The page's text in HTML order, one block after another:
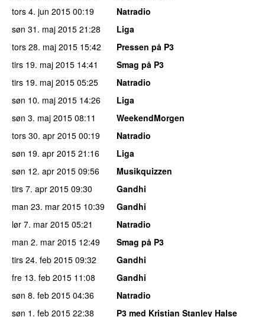
tors 4. jun 2015 00:19
Natradio
søn 31. maj 2015 21:28
Liga
tors 28. maj 2015 15:42
Pressen på P3
tirs 19. maj 2015 14:41
Smag på P3
tirs 19. maj 2015 05:25
Natradio
søn 10. maj 2015 14:26
Liga
søn 3. maj 2015 08:11
WeekendMorgen
tors 30. apr 2015 00:19
Natradio
søn 19. apr 2015 21:16
Liga
søn 12. apr 2015 09:56
Musikquizzen
tirs 7. apr 2015 09:30
Gandhi
man 23. mar 2015 10:39
Gandhi
lør 7. mar 2015 05:21
Natradio
man 2. mar 2015 12:49
Smag på P3
tirs 24. feb 2015 09:32
Gandhi
fre 13. feb 2015 11:08
Gandhi
søn 8. feb 2015 04:36
Natradio
søn 1. feb 2015 22:38
P3 med Kristian Stanley Halse